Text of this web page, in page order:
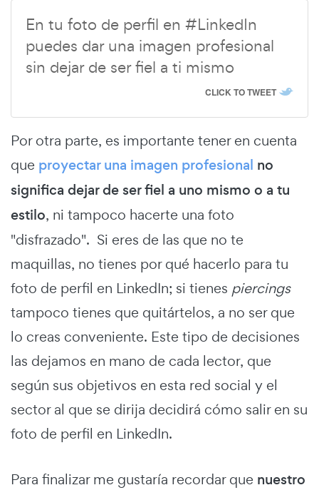
En tu foto de perfil en #LinkedIn
puedes dar una imagen profesional
sin dejar de ser fiel a ti mismo
CLICK TO TWEET
Por otra parte, es importante tener en cuenta
que proyectar una imagen profesional no
significa dejar de ser fiel a uno mismo o a tu
estilo, ni tampoco hacerte una foto
"disfrazado". Si eres de las que no te
maquillas, no tienes por qué hacerlo para tu
foto de perfil en LinkedIn; si tienes piercings
tampoco tienes que quitártelos, a no ser que
lo creas conveniente. Este tipo de decisiones
las dejamos en mano de cada lector, que
según sus objetivos en esta red social y el
sector al que se dirija decidirá cómo salir en su
foto de perfil en LinkedIn.
Para finalizar me gustaría recordar que nuestro